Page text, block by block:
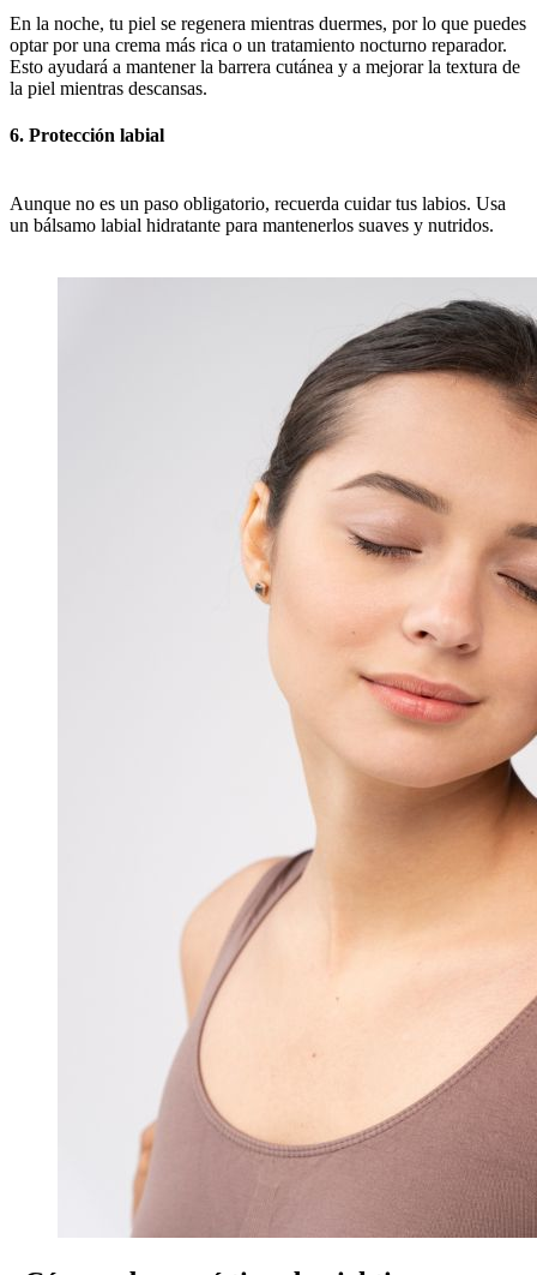
En la noche, tu piel se regenera mientras duermes, por lo que puedes
optar por una crema más rica o un tratamiento nocturno reparador.
Esto ayudará a mantener la barrera cutánea y a mejorar la textura de
la piel mientras descansas.
6. Protección labial
Aunque no es un paso obligatorio, recuerda cuidar tus labios. Usa
un bálsamo labial hidratante para mantenerlos suaves y nutridos.